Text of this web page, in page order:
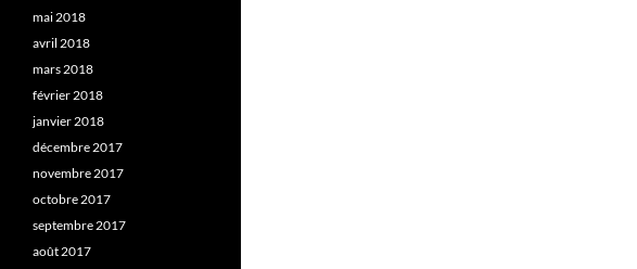
mai 2018
avril 2018
mars 2018
février 2018
janvier 2018
décembre 2017
novembre 2017
octobre 2017
septembre 2017
août 2017